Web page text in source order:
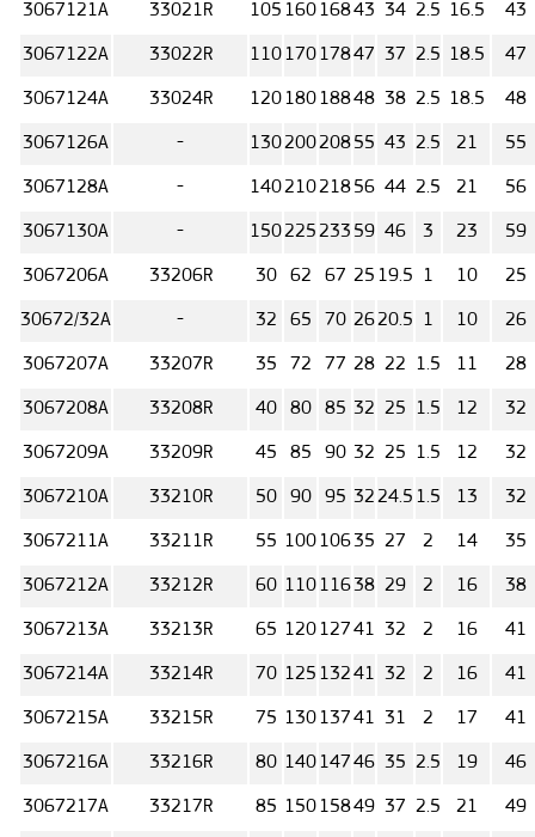
3067121А 33021R 105 16016843 34 2.5 16.5 43
3067122А 33022R 11017017847 37 2.5 18.5 47
3067124А 33024R 12018018848 38 2.5 18.5 48
3067126А - 13020020855 43 2.5 21 55
3067128А - 14021021856 44 2.5 21 56
3067130А - 150225233 59 46 3 23 59
3067206А 33206R 30 62 67 25 19.5 1 10 25
30672/32А - 32 65 70 2620.5 1 10 26
3067207А 33207R 35 72 77 28 22 1.5 11 28
3067208А 33208R 40 80 85 32 25 1.5 12 32
3067209А 33209R 45 85 90 32 25 1.5 12 32
3067210А 33210R 50 90 95 3224.5 1.5 13 32
3067211А 33211R 55 10010635 27 2 14 35
3067212А 33212R 60 11011638 29 2 16 38
3067213А 33213R 65 12012741 32 2 16 41
3067214А 33214R 70 125 13241 32 2 16 41
3067215А 33215R 75 13013741 31 2 17 41
3067216А 33216R 80 14014746 35 2.5 19 46
3067217А 33217R 85 15015849 37 2.5 21 49